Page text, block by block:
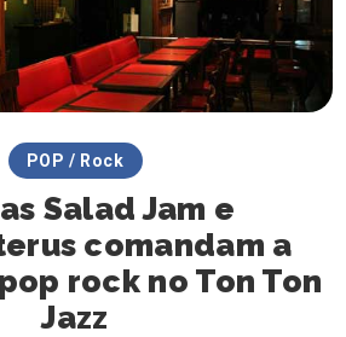
POP / Rock
Salad Jam e
comandam a
rock no Ton Ton
Jazz